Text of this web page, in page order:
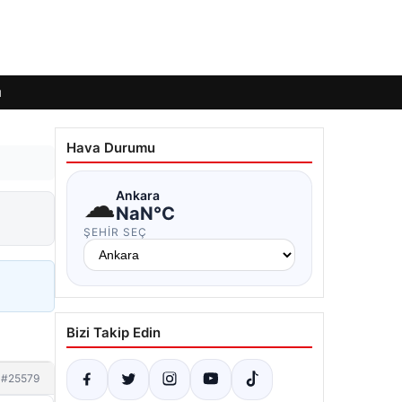
#25579
Hava Durumu
☁Ankara
NaN°C
ŞEHIR SEÇ
Bizi Takip Edin